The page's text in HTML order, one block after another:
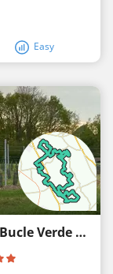
Easy
MTB Kortrijk | Spiere: Boerhoven • Bucle Verde Kortrijk